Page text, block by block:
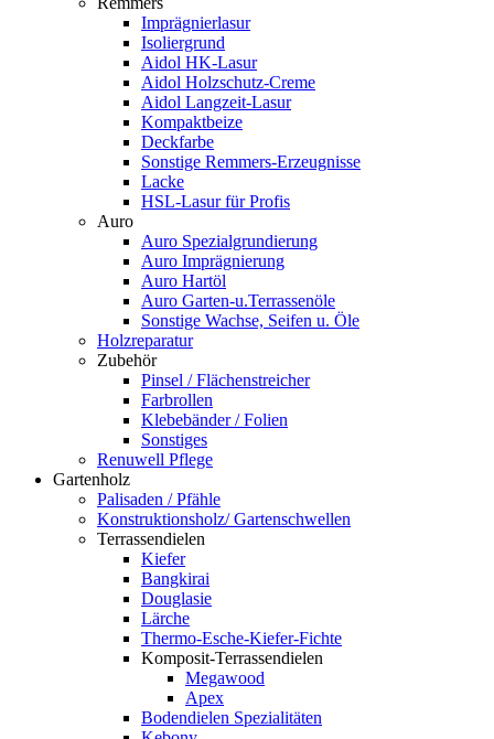
Imprägnierlasur
Isoliergrund
Aidol HK-Lasur
Aidol Holzschutz-Creme
Aidol Langzeit-Lasur
Kompaktbeize
Deckfarbe
Sonstige Remmers-Erzeugnisse
Lacke
HSL-Lasur für Profis
Auro
Auro Spezialgrundierung
Auro Imprägnierung
Auro Hartöl
Auro Garten-u.Terrassenöle
Sonstige Wachse, Seifen u. Öle
Holzreparatur
Zubehör
Pinsel / Flächenstreicher
Farbrollen
Klebebänder / Folien
Sonstiges
Renuwell Pflege
Gartenholz
Palisaden / Pfähle
Konstruktionsholz/ Gartenschwellen
Terrassendielen
Kiefer
Bangkirai
Douglasie
Lärche
Thermo-Esche-Kiefer-Fichte
Komposit-Terrassendielen
Megawood
Apex
Bodendielen Spezialitäten